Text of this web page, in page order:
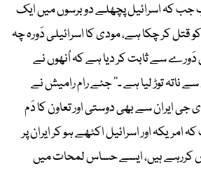
کہ اسرائیل پچھلے دو برسوں میں ایک
قتل کر چکا ہے، مودی کا اسرائیلی دَورہ چہ
سے ثابت کر دیا ہے کہ اُنھوں نے
ناتہ توڑ لیا ہے ۔‘‘ جئے رام رامیش نے
جی ایران سے بھی دوستی اور تعاون کا دَم
اور اسرائیل اکٹھے ہو کر ایران پر
کررہے ہیں، ایسے حساس لمحات میں